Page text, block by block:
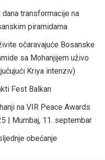
dana transformacije na
piramidama
očaravajuće Bosanske
sa Mohanjijem uživo
Kriya intenziv)
Fest Balkan
na VIR Peace Awards
| Mumbaj, 11. septembar
obećanje